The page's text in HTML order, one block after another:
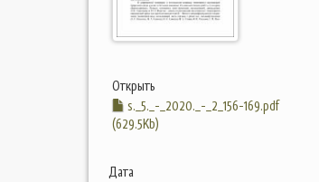
Открыть
s._5._-_2020._-_2_156-169.pdf
(629.5Kb)
Дата